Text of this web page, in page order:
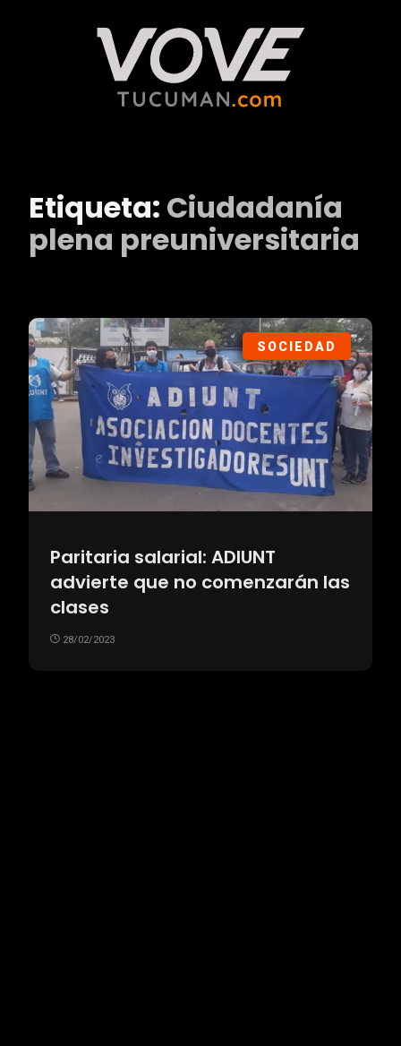
Etiqueta: Ciudadanía
plena preuniversitaria
SOCIEDAD
Paritaria salarial: ADIUNT
advierte que no comenzarán las
clases
28/02/2023